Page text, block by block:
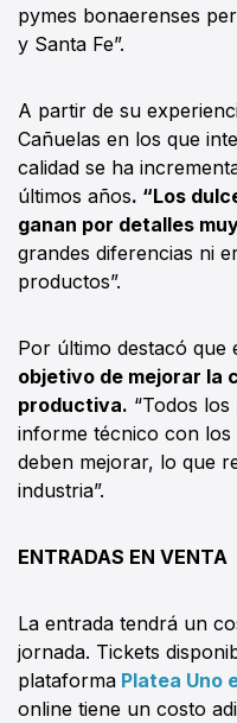
pymes bonaerenses
y Santa Fe”.
A partir de su
Cañuelas en los que
calidad se ha
últimos años. “Los
ganan por detalles
grandes diferencias ni
productos”.
Por último destacó que
objetivo de mejorar la
productiva. “Todos
informe técnico con
deben mejorar, lo que
industria”.
ENTRADAS EN VENTA
La entrada tendrá un
jornada. Tickets
plataforma Platea Uno
online tiene un costo